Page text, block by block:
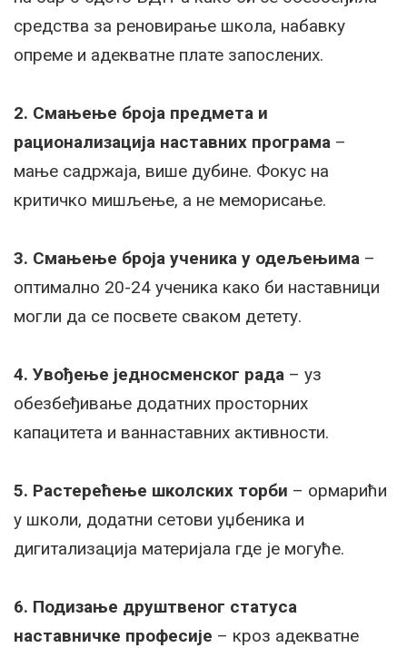
средства за реновирање школа, набавку
опреме и адекватне плате запослених.
2. Смањење броја предмета и
рационализација наставних програма –
мање садржаја, више дубине. Фокус на
критичко мишљење, а не меморисање.
3. Смањење броја ученика у одељењима –
оптимално 20-24 ученика како би наставници
могли да се посвете сваком детету.
4. Увођење једносменског рада – уз
обезбеђивање додатних просторних
капацитета и ваннаставних активности.
5. Растерећење школских торби – ормарићи
у школи, додатни сетови уџбеника и
дигитализација материјала где је могуће.
6. Подизање друштвеног статуса
наставничке професије – кроз адекватне